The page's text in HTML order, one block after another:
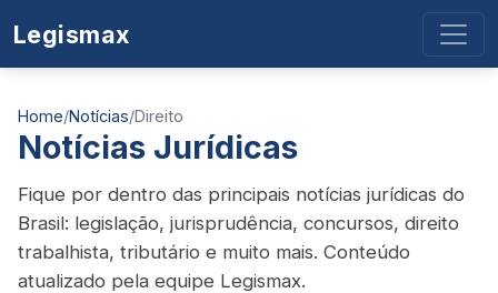
Legismax
Home/Notícias/Direito
Notícias Jurídicas
Fique por dentro das principais notícias jurídicas do
Brasil: legislação, jurisprudência, concursos, direito
trabalhista, tributário e muito mais. Conteúdo
atualizado pela equipe Legismax.